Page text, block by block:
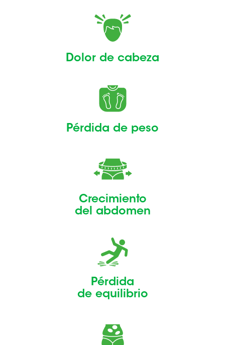
Dolor de cabeza
Pérdida de peso
Crecimiento
del abdomen
Pérdida
de equilibrio